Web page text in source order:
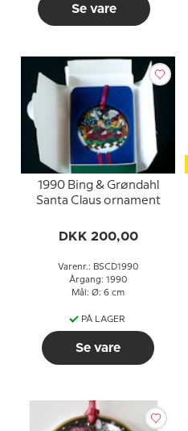
Se vare
1990 Bing & Grøndahl
Santa Claus ornament
DKK 200,00
Varenr.: BSCD1990
Årgang: 1990
Mål: Ø: 6 cm
PÅ LAGER
Se vare